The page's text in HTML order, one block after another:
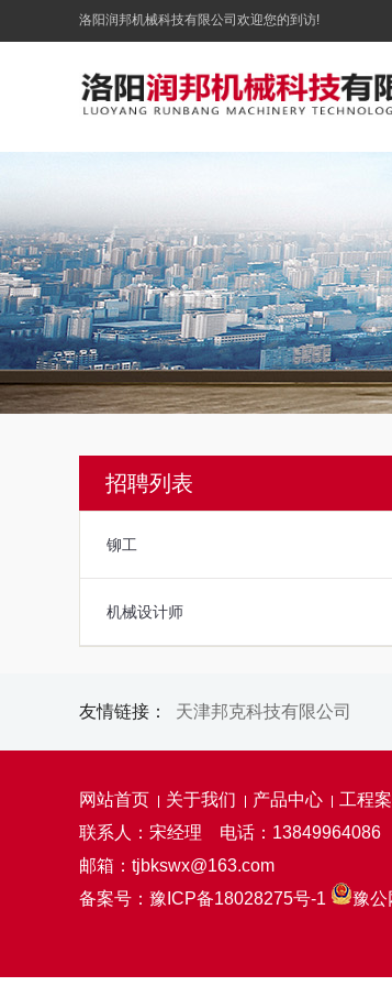
洛阳润邦机械科技有限公司欢迎您的到访!
招聘列表
铆工
机械设计师
友情链接： 天津邦克科技有限公司
网站首页 关于我们 产品中心 工程
联系人：宋经理 电话：
邮箱：tjbkswx@163.com
备案号： 豫ICP备18028275号-1 豫公